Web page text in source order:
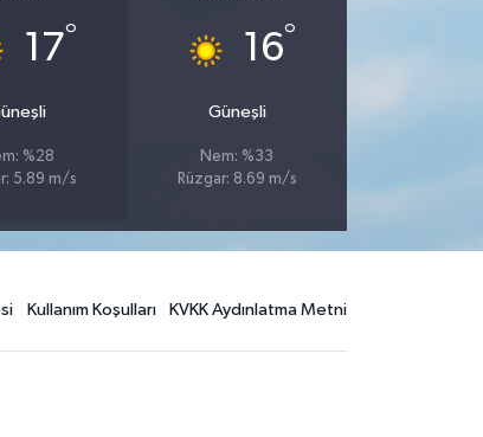
17°
%28
5.89 m/s
16°
Güneşli
Nem: %33
Rüzgar: 8.69 m/s
Kullanım Koşulları KVKK Aydınlatma Metni